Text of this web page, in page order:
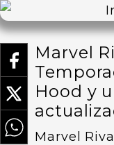
Marvel
Hood y
Marvel